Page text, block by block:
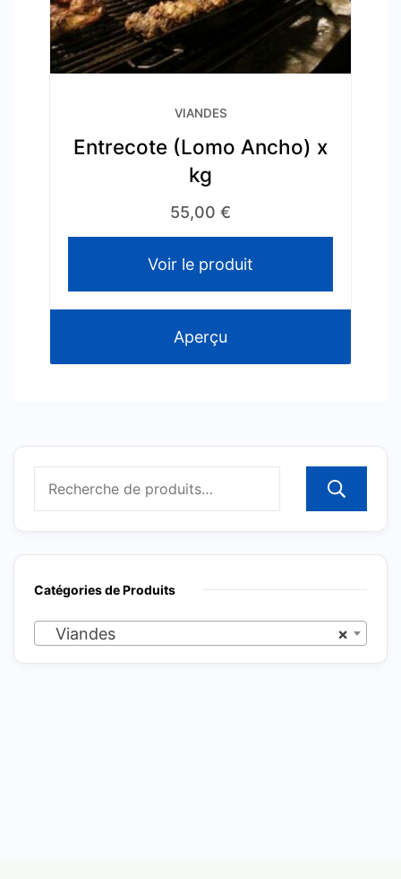
VIANDES
Entrecote (Lomo Ancho) x
kg
55,00 €
Voir le produit
Aperçu
Catégories de Produits
×
Viandes